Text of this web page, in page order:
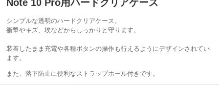
Note 10 Pro用ハードクリアケース
シンプルな透明のハードクリアケース。
衝撃やキズ、埃などからしっかりと守ります。
装着したまま充電や各種ボタンの操作も行えるようにデザインされてい
ます。
また、落下防止に便利なストラップホール付きです。